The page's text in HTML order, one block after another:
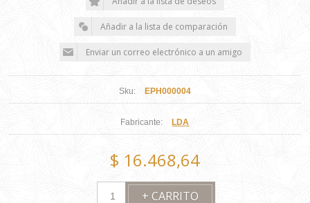
Sku: EPH000004
Fabricante: LDA
$ 16.468,64